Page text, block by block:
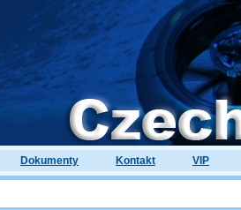
Dokumenty Kontakt VIP